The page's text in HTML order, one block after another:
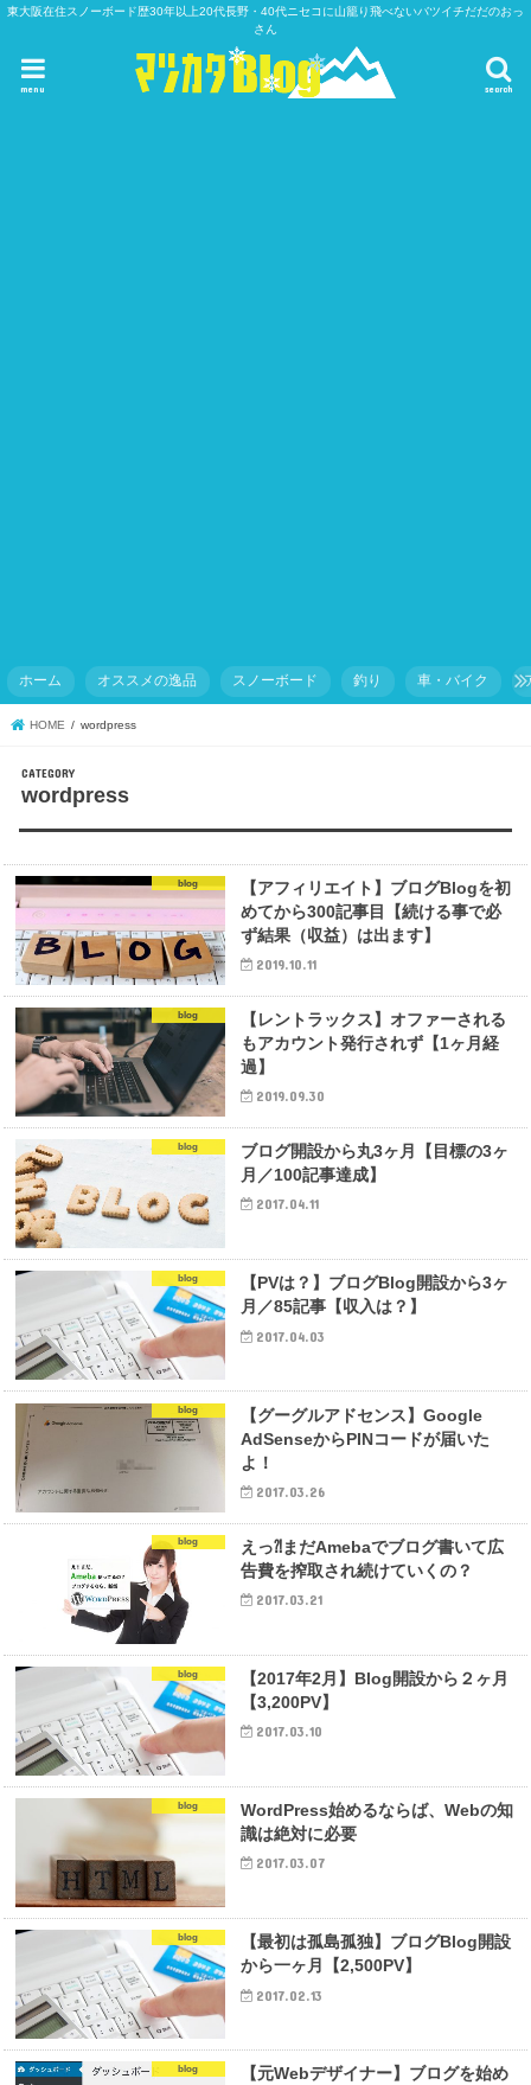
東大阪在住スノーボード歴30年以上20代長野・40代ニセコに山籠り飛べないバツイチだだのおっ
さん
search
menu
ホーム オススメの逸品 スノーボード 釣り 車・バイク
HOME wordpress
wordpress
blog
【アフィリエイト】ブログBlogを初
めてから300記事目【続ける事で必
ず結果（収益）は出ます】
2019.10.11
blog
【レントラックス】オファーされる
もアカウント発行されず【1ヶ月経
過】
2019.09.30
blog
ブログ開設から丸3ヶ月【目標の3ヶ
月／100記事達成】
2017.04.11
blog
【PVは？】ブログBlog開設から3ヶ
月／85記事【収入は？】
2017.04.03
blog
【グーグルアドセンス】Google
AdSenseからPINコードが届いた
よ！
2017.03.26
blog
えっ⁈まだAmebaでブログ書いて広
告費を搾取され続けていくの？
2017.03.21
blog
【2017年2月】Blog開設から２ヶ月
【3,200PV】
2017.03.10
blog
WordPress始めるならば、Webの知
識は絶対に必要
2017.03.07
blog
【最初は孤島孤独】ブログBlog開設
から一ヶ月【2,500PV】
2017.02.13
blog
【元Webデザイナー】ブログを始め